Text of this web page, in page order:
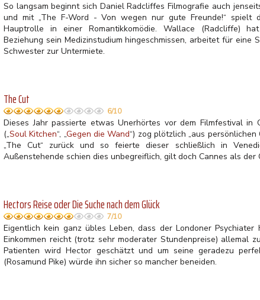
So langsam beginnt sich Daniel Radcliffes Filmografie auch
und mit „The F-Word - Von wegen nur gute Freunde!“ spielt
Hauptrolle in einer Romantikkomödie. Wallace (Radcliffe)
Beziehung sein Medizinstudium hingeschmissen, arbeitet für
Schwester zur Untermiete.
The Cut
6/10
Dieses Jahr passierte etwas Unerhörtes vor dem Filmfestival in
(„Soul Kitchen“, „Gegen die Wand“) zog plötzlich „aus
„The Cut“ zurück und so feierte dieser schließlich in
Außenstehende schien dies unbegreiflich, gilt doch Cannes als der
Hectors Reise oder Die Suche nach dem Glück
7/10
Eigentlich kein ganz übles Leben, dass der Londoner
Einkommen reicht (trotz sehr moderater Stundenpreise) allemal
Patienten wird Hector geschätzt und um seine geradezu
(Rosamund Pike) würde ihn sicher so mancher beneiden.